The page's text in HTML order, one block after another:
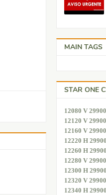
MAIN TAGS
STAR ONE
12080 V
12120 V
12160 V
12220 H
12260 H
12280 V
12300 H
12320 V
12340 H